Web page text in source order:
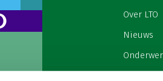
Over LTO
Nieuws